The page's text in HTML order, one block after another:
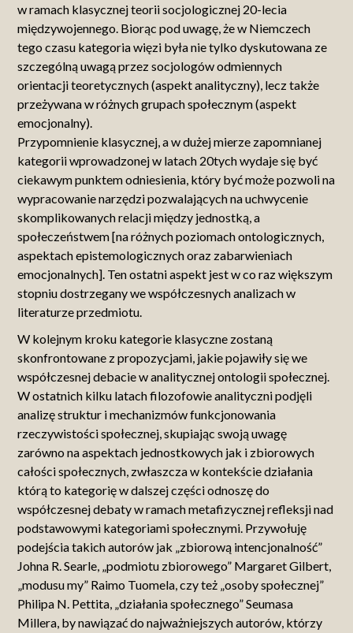
w ramach klasycznej teorii socjologicznej 20-lecia
międzywojennego. Biorąc pod uwagę, że w Niemczech
tego czasu kategoria więzi była nie tylko dyskutowana ze
szczególną uwagą przez socjologów odmiennych
orientacji teoretycznych (aspekt analityczny), lecz także
przeżywana w różnych grupach społecznym (aspekt
emocjonalny).
Przypomnienie klasycznej, a w dużej mierze zapomnianej
kategorii wprowadzonej w latach 20tych wydaje się być
ciekawym punktem odniesienia, który być może pozwoli na
wypracowanie narzędzi pozwalających na uchwycenie
skomplikowanych relacji między jednostką, a
społeczeństwem [na różnych poziomach ontologicznych,
aspektach epistemologicznych oraz zabarwieniach
emocjonalnych]. Ten ostatni aspekt jest w co raz większym
stopniu dostrzegany we współczesnych analizach w
literaturze przedmiotu.
W kolejnym kroku kategorie klasyczne zostaną
skonfrontowane z propozycjami, jakie pojawiły się we
współczesnej debacie w analitycznej ontologii społecznej.
W ostatnich kilku latach filozofowie analityczni podjęli
analizę struktur i mechanizmów funkcjonowania
rzeczywistości społecznej, skupiając swoją uwagę
zarówno na aspektach jednostkowych jak i zbiorowych
całości społecznych, zwłaszcza w kontekście działania
którą to kategorię w dalszej części odnoszę do
współczesnej debaty w ramach metafizycznej refleksji nad
podstawowymi kategoriami społecznymi. Przywołuję
podejścia takich autorów jak „zbiorową intencjonalność”
Johna R. Searle, „podmiotu zbiorowego” Margaret Gilbert,
„modusu my” Raimo Tuomela, czy też „osoby społecznej”
Philipa N. Pettita, „działania społecznego” Seumasa
Millera, by nawiązać do najważniejszych autorów, którzy